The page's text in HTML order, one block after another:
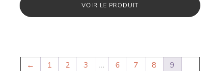
VOIR LE PRODUIT
← 1 2 3 … 6 7 8
9